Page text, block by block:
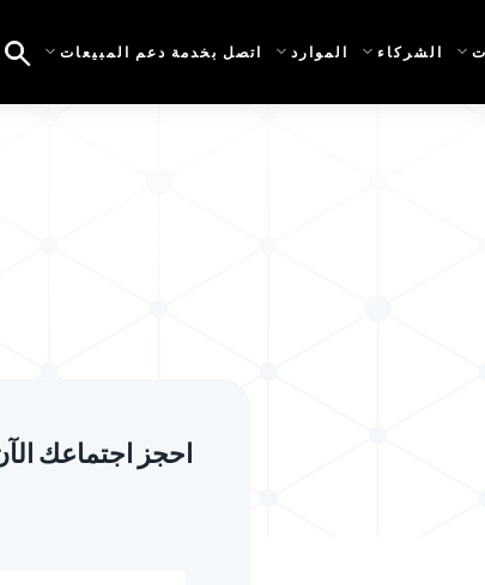
الشركاء الموارد اتصل بخدمة دعم المبيعات
احجز اجتماعك